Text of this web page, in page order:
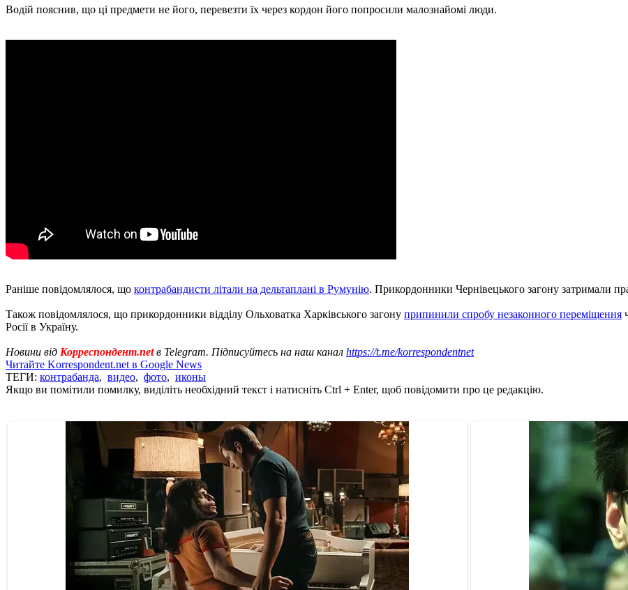
Водій пояснив, що ці предмети не його, перевезти їх через кордон його попросили малознайомі люди.
Раніше повідомлялося, що контрабандисти літали на дельтаплані в Румунію. Прикордонники Чернівецького загону затримали
Також повідомлялося, що прикордонники відділу Ольховатка Харківського загону припинили спробу незаконного переміщення
Росії в Україну.
Новини від Корреспондент.netв Telegram. Підписуйтесь на наш канал https://t.me/korrespondentnet
Читайте Korrespondent.net в Google News
ТЕГИ: контрабанда, видео, фото, иконы
Якщо ви помітили помилку, виділіть необхідний текст і натисніть Ctrl + Enter, щоб повідомити про це редакцію.